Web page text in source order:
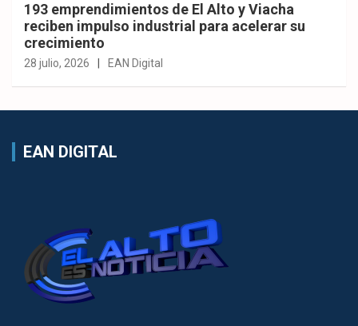
193 emprendimientos de El Alto y Viacha
reciben impulso industrial para acelerar su
crecimiento
28 julio, 2026 EAN Digital
EAN DIGITAL